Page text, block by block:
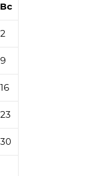
Вс
2
9
16
23
30